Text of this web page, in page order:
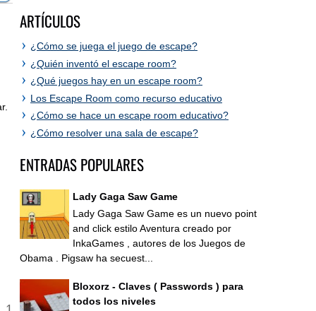
ARTÍCULOS
¿Cómo se juega el juego de escape?
¿Quién inventó el escape room?
¿Qué juegos hay en un escape room?
Los Escape Room como recurso educativo
¿Cómo se hace un escape room educativo?
¿Cómo resolver una sala de escape?
ENTRADAS POPULARES
Lady Gaga Saw Game
Lady Gaga Saw Game es un nuevo point
and click estilo Aventura creado por
InkaGames , autores de los Juegos de
Obama . Pigsaw ha secuest...
Bloxorz - Claves ( Passwords ) para
todos los niveles